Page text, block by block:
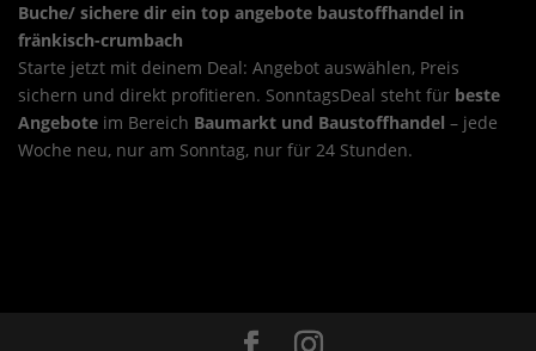
Buche/ sichere dir ein top angebote baustoffhandel in
fränkisch-crumbach
Starte jetzt mit deinem Deal: Angebot auswählen, Preis
sichern und direkt profitieren. SonntagsDeal steht für beste
Angebote im Bereich Baumarkt und Baustoffhandel – jede
Woche neu, nur am Sonntag, nur für 24 Stunden.